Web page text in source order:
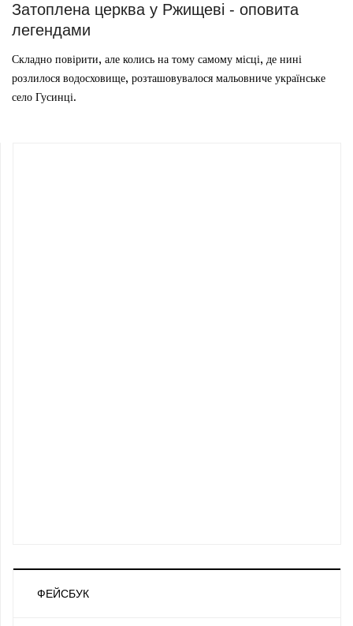
Затоплена церква у Ржищеві - оповита
легендами
Складно повірити, але колись на тому самому місці, де нині
розлилося водосховище, розташовувалося мальовниче українське
село Гусинці.
ФЕЙСБУК